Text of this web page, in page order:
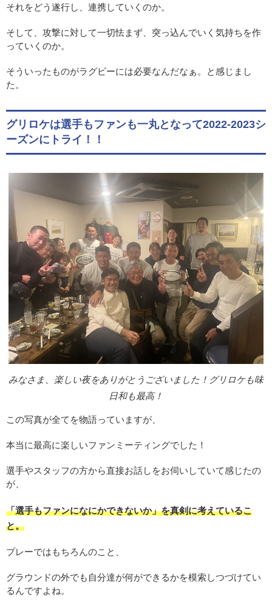
それをどう遂行し、連携していくのか。
そして、攻撃に対して一切怯まず、突っ込んでいく気持ちを作
っていくのか。
そういったものがラグビーには必要なんだなぁ。と感じまし
た。
グリロケは選手もファンも一丸となって2022-2023シ
ーズンにトライ！！
みなさま、楽しい夜をありがとうございました！グリロケも味
日和も最高！
この写真が全てを物語っていますが、
本当に最高に楽しいファンミーティングでした！
選手やスタッフの方から直接お話しをお伺いしていて感じたの
が、
「選手もファンになにかできないか」を真剣に考えているこ
と。
プレーではもちろんのこと、
グラウンドの外でも自分達が何ができるかを模索しつづけてい
るんですよね。